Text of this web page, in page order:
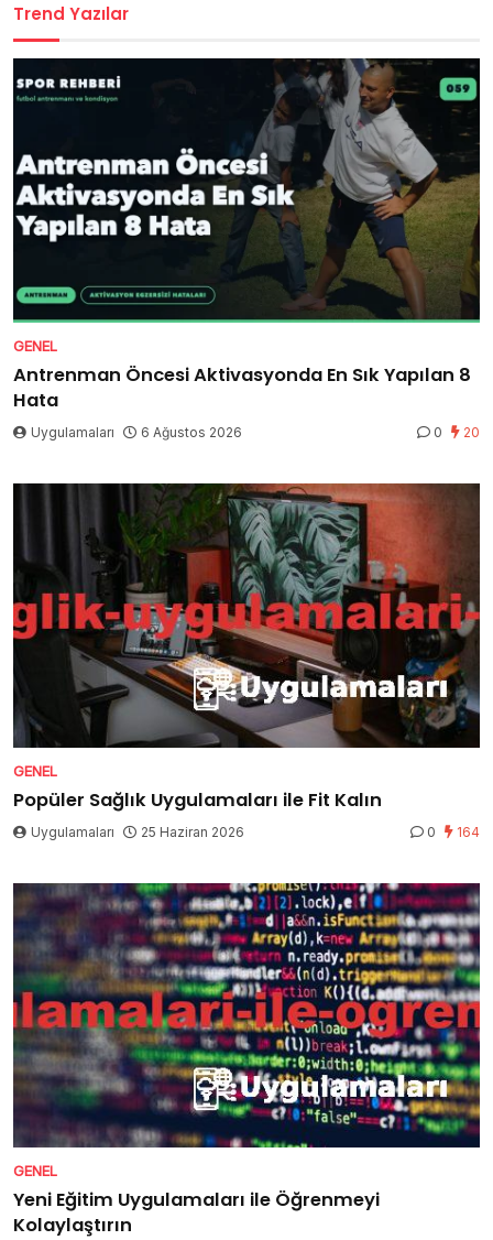
Trend Yazılar
GENEL
Antrenman Öncesi Aktivasyonda En Sık Yapılan 8
Hata
Uygulamaları 6 Ağustos 2026 0 20
GENEL
Popüler Sağlık Uygulamaları ile Fit Kalın
Uygulamaları 25 Haziran 2026 0 164
GENEL
Yeni Eğitim Uygulamaları ile Öğrenmeyi
Kolaylaştırın